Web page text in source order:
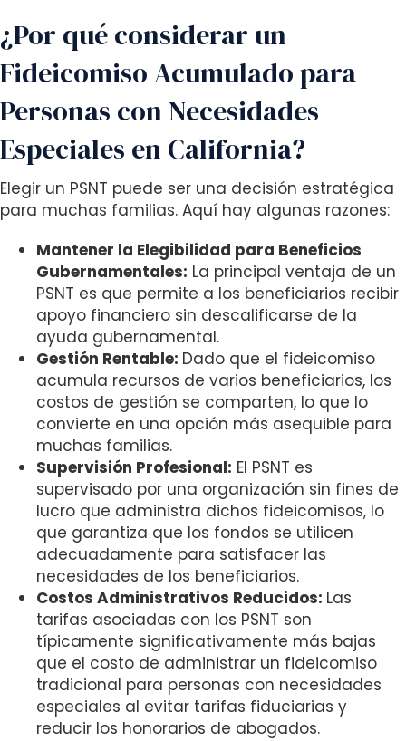
¿Por qué considerar un
Fideicomiso Acumulado para
Personas con Necesidades
Especiales en California?
Elegir un PSNT puede ser una decisión estratégica
para muchas familias. Aquí hay algunas razones:
Mantener la Elegibilidad para Beneficios
Gubernamentales: La principal ventaja de un
PSNT es que permite a los beneficiarios recibir
apoyo financiero sin descalificarse de la
ayuda gubernamental.
Gestión Rentable: Dado que el fideicomiso
acumula recursos de varios beneficiarios, los
costos de gestión se comparten, lo que lo
convierte en una opción más asequible para
muchas familias.
Supervisión Profesional: El PSNT es
supervisado por una organización sin fines de
lucro que administra dichos fideicomisos, lo
que garantiza que los fondos se utilicen
adecuadamente para satisfacer las
necesidades de los beneficiarios.
Costos Administrativos Reducidos: Las
tarifas asociadas con los PSNT son
típicamente significativamente más bajas
que el costo de administrar un fideicomiso
tradicional para personas con necesidades
especiales al evitar tarifas fiduciarias y
reducir los honorarios de abogados.